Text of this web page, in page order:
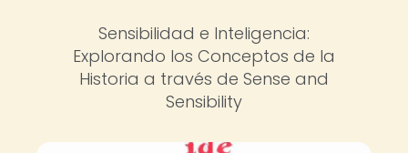
Sensibilidad e Inteligencia:
Explorando los Conceptos de la
Historia a través de Sense and
Sensibility